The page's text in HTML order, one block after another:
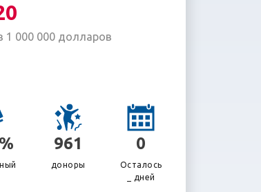
1 000 000 долларов
961
доноры
0
Осталось
_ дней